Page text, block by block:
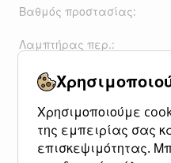
Βαθμός προστασίας:
Λαμπτήρας περ.:
Τύπος Ντουι:
εγγύηση:
Χρησιμοποιούμε
της εμπειρίας σας
επισκεψιμότητας.